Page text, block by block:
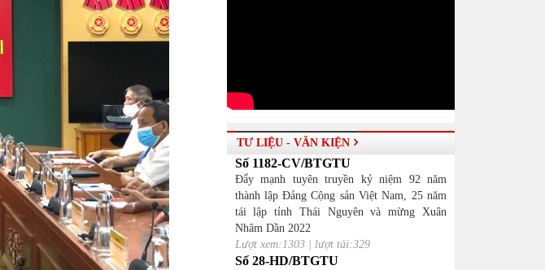
TƯ LIỆU - VĂN KIỆN
Số 1182-CV/BTGTU
Đẩy mạnh tuyên truyền kỷ niệm 92 năm
thành lập Đảng Cộng sản Việt Nam, 25 năm
tái lập tỉnh Thái Nguyên và mừng Xuân
Nhâm Dần 2022
Lượt xem:1303 | lượt tải:329
Số 28-HD/BTGTU